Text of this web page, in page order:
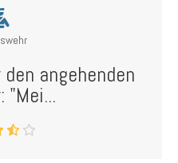
angehenden
"Mei...